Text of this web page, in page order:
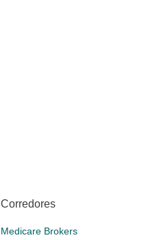
Corredores
Medicare Brokers